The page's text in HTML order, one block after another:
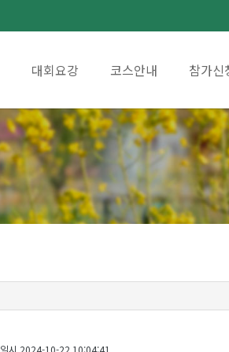
대회요강 코스안내 참가신
일시 2024-10-22 10:04:41